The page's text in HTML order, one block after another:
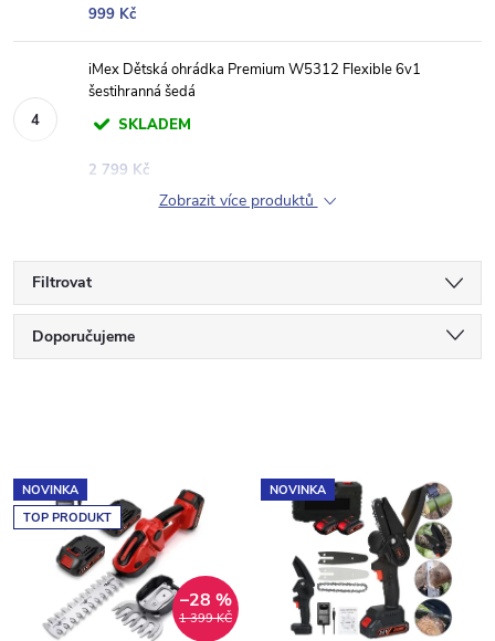
999 Kč
iMex Dětská ohrádka Premium W5312 Flexible 6v1
šestihranná šedá
SKLADEM
2 799 Kč
Zobrazit více produktů
Filtrovat
Ř
e
Doporučujeme
Abecedně
ý
p
NOVINKA
TOP PRODUKT
1 399 KČ
–28 %
NOVINKA